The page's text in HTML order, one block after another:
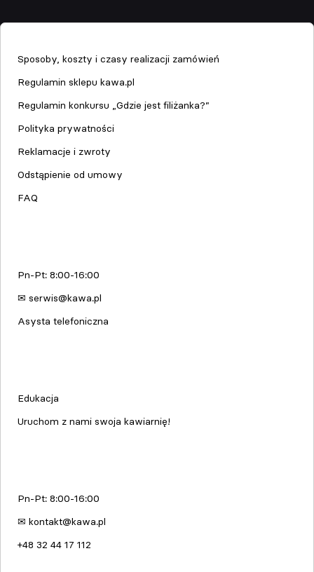
Sposoby, koszty i czasy realizacji zamówień
Regulamin sklepu kawa.pl
Regulamin konkursu „Gdzie jest filiżanka?”
Polityka prywatności
Reklamacje i zwroty
Odstąpienie od umowy
FAQ
Pn-Pt: 8:00-16:00
✉ serwis@kawa.pl
Asysta telefoniczna
Edukacja
Uruchom z nami swoja kawiarnię!
Pn-Pt: 8:00-16:00
✉ kontakt@kawa.pl
+48 32 44 17 112